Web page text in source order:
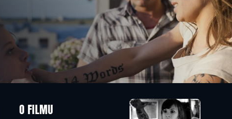
O FILMU